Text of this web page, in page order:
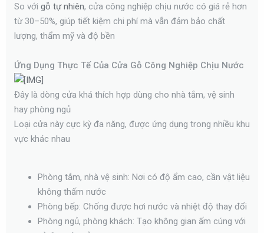
So với gỗ tự nhiên, cửa công nghiệp chịu nước có giá rẻ hơn
từ 30–50%, giúp tiết kiệm chi phí mà vẫn đảm bảo chất
lượng, thẩm mỹ và độ bền
Ứng Dụng Thực Tế Của Cửa Gỗ Công Nghiệp Chịu Nước
Đây là dòng cửa khá thích hợp dùng cho nhà tắm, vệ sinh
hay phòng ngủ
Loại cửa này cực kỳ đa năng, được ứng dụng trong nhiều khu
vực khác nhau
Phòng tắm, nhà vệ sinh: Nơi có độ ẩm cao, cần vật liệu
không thấm nước
Phòng bếp: Chống được hơi nước và nhiệt độ thay đổi
Phòng ngủ, phòng khách: Tạo không gian ấm cúng với